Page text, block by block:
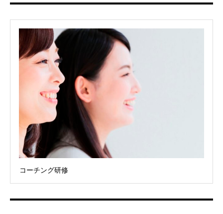
コーチング研修